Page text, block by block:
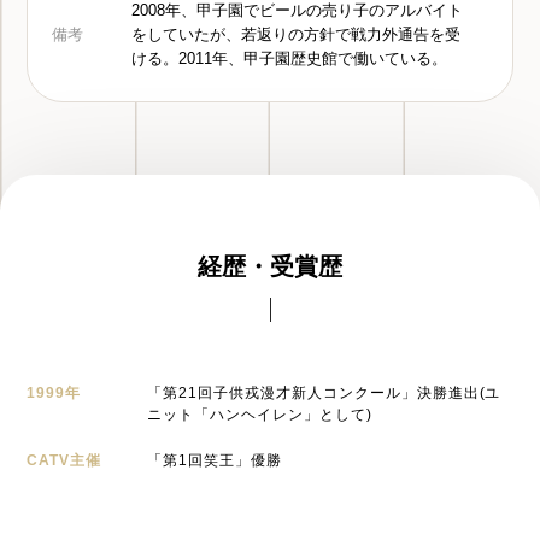
備考
2008年、甲子園でビールの売り子のアルバイト
をしていたが、若返りの方針で戦力外通告を受
ける。2011年、甲子園歴史館で働いている。
経歴・受賞歴
1999年
「第21回子供戎漫才新人コンクール」決勝進出(ユ
ニット「ハンヘイレン」として)
CATV主催 「第1回笑王」優勝